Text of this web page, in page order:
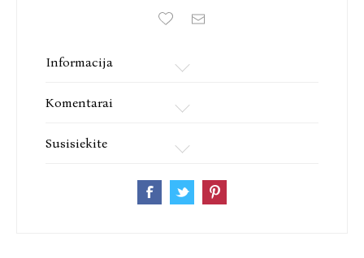
Informacija
Komentarai
Susisiekite